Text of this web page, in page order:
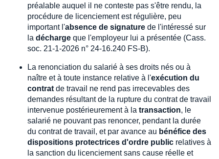
préalable auquel il ne conteste pas s'être rendu, la
procédure de licenciement est régulière, peu
important l'absence de signature de l'intéressé sur
la décharge que l'employeur lui a présentée (Cass.
soc. 21-1-2026 n° 24-16.240 FS-B).
La renonciation du salarié à ses droits nés ou à
naître et à toute instance relative à l'exécution du
contrat de travail ne rend pas irrecevables des
demandes résultant de la rupture du contrat de travail
intervenue postérieurement à la transaction, le
salarié ne pouvant pas renoncer, pendant la durée
du contrat de travail, et par avance au bénéfice des
dispositions protectrices d'ordre public relatives à
la sanction du licenciement sans cause réelle et